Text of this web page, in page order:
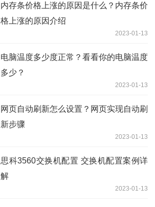
内存条价格上涨的原因是什么？内存条价
格上涨的原因介绍
2023-01-13
电脑温度多少度正常？看看你的电脑温度
多少？
2023-01-13
网页自动刷新怎么设置？网页实现自动刷
新步骤
2023-01-13
思科3560交换机配置 交换机配置案例详
解
2023-01-13